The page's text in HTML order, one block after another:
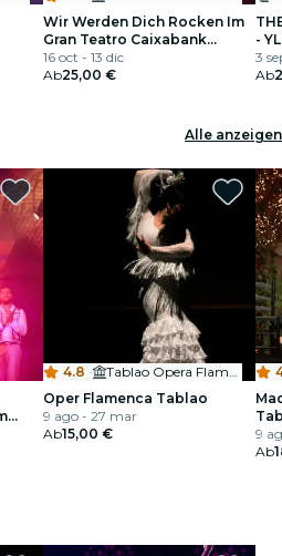
Wir Werden Dich Rocken Im
Gran Teatro Caixabank
Príncipe Pío
16 oct - 13 dic
Ab25,00 €
-
3
Ab
Alle anzeigen
4.8 ·
Tablao Opera Flamenca
Oper Flamenca Tablao
9 ago - 27 mar
Ab15,00 €
9
Ab